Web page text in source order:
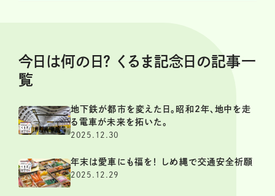
今日は何の日？ くるま記念日の記事一
覧
地下鉄が都市を変えた日。昭和2年、地中を走
る電車が未来を拓いた。
2025.12.30
年末は愛車にも福を！ しめ縄で交通安全祈願
2025.12.29